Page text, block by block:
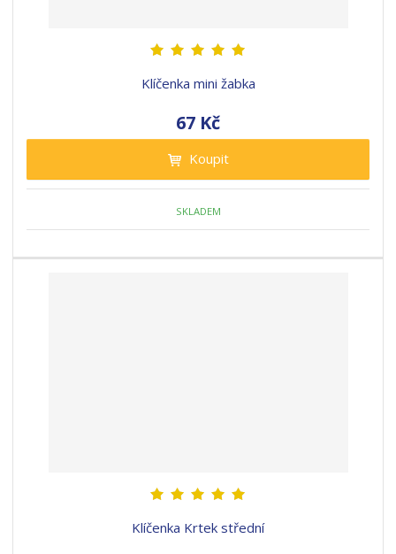
Klíčenka mini žabka
67 Kč
Koupit
SKLADEM
Klíčenka Krtek střední